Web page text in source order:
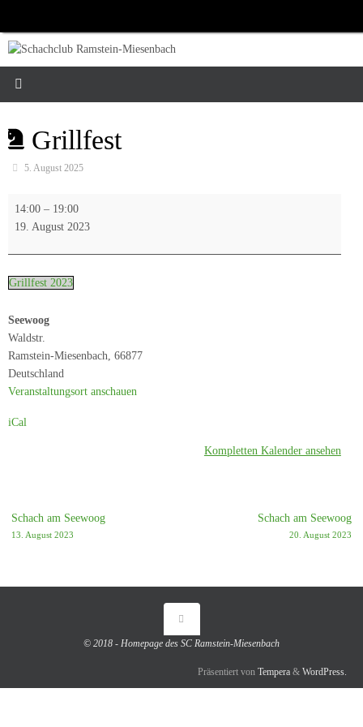
springen
Grillfest
5. August 2025
Grillfest
14:00 – 19:00
19. August 2023
Grillfest 2023
Seewoog
Waldstr.
Ramstein-Miesenbach 66877
Deutschland
Veranstaltungsort anschauen
iCal
Kompletten Kalender ansehen
Schach am Seewoog
13. August 2023
Schach am Seewoog
20. August 2023
© 2018 - Homepage des SC Ramstein-Miesenbach
Präsentiert von Tempera & WordPress.